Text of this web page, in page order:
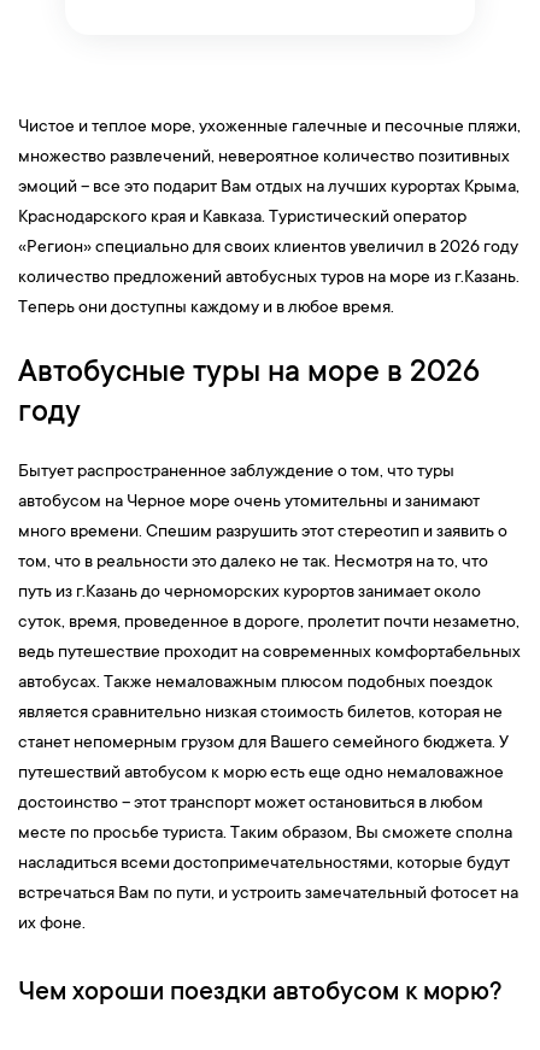
Чистое и теплое море, ухоженные галечные и песочные пляжи,
множество развлечений, невероятное количество позитивных
эмоций – все это подарит Вам отдых на лучших курортах Крыма,
Краснодарского края и Кавказа. Туристический оператор
«Регион» специально для своих клиентов увеличил в 2026 году
количество предложений автобусных туров на море из г.Казань.
Теперь они доступны каждому и в любое время.
Автобусные туры на море в 2026
году
Бытует распространенное заблуждение о том, что туры
автобусом на Черное море очень утомительны и занимают
много времени. Спешим разрушить этот стереотип и заявить о
том, что в реальности это далеко не так. Несмотря на то, что
путь из г.Казань до черноморских курортов занимает около
суток, время, проведенное в дороге, пролетит почти незаметно,
ведь путешествие проходит на современных комфортабельных
автобусах. Также немаловажным плюсом подобных поездок
является сравнительно низкая стоимость билетов, которая не
станет непомерным грузом для Вашего семейного бюджета. У
путешествий автобусом к морю есть еще одно немаловажное
достоинство – этот транспорт может остановиться в любом
месте по просьбе туриста. Таким образом, Вы сможете сполна
насладиться всеми достопримечательностями, которые будут
встречаться Вам по пути, и устроить замечательный фотосет на
их фоне.
Чем хороши поездки автобусом к морю?